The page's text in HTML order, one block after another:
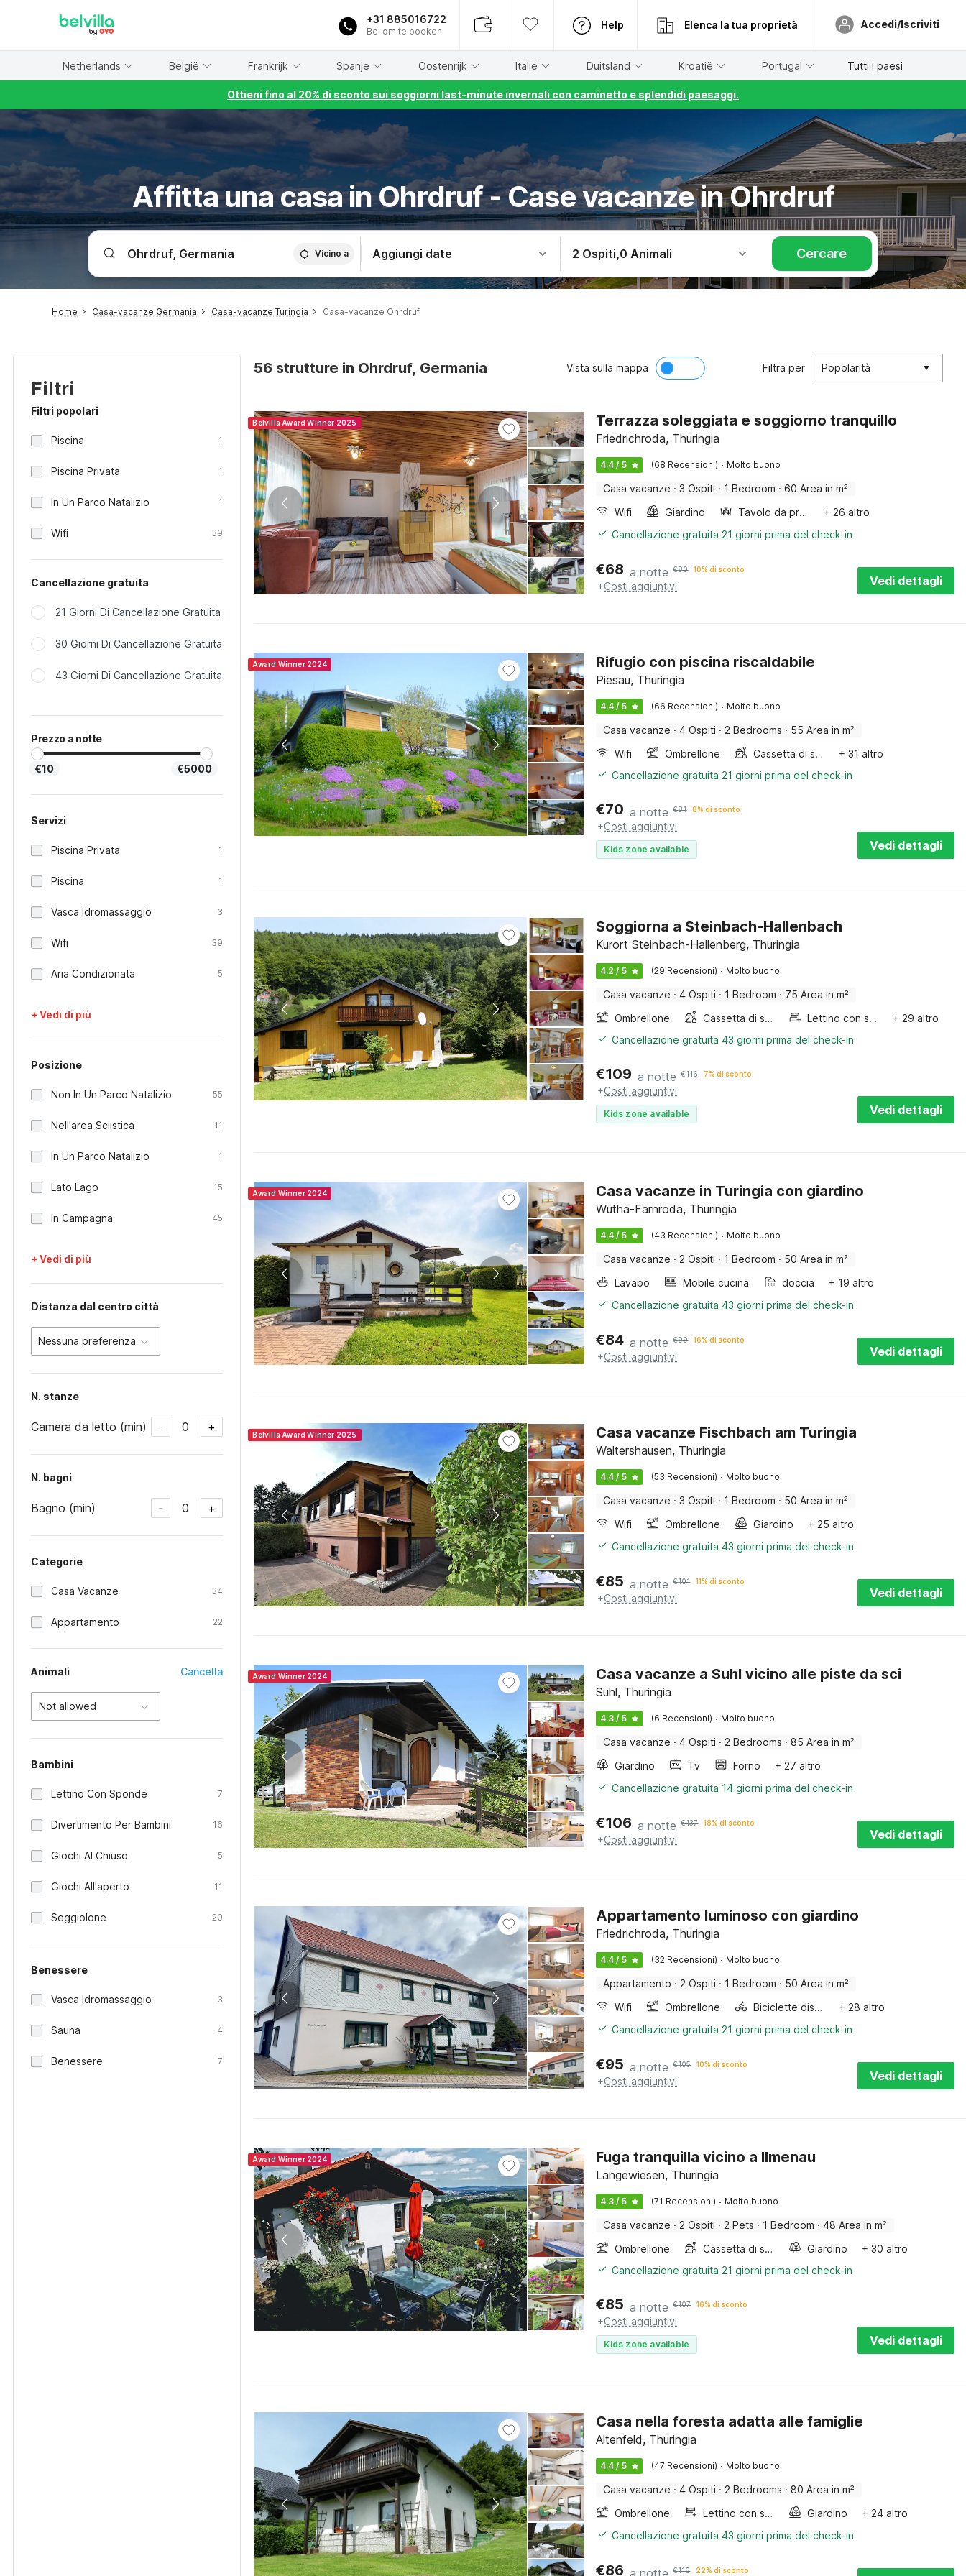
+31 885016722
Bel om te boeken
Help Elenca la tua proprietà Accedi/Iscriviti
Netherlands België Frankrijk Spanje Oostenrijk Italië Duitsland Kroatië Portugal Tutti i paesi
Ottieni fino al 20% di sconto sui soggiorni last-minute invernali con caminetto e splendidi paesaggi.
Affitta una casa in Ohrdruf - Case vacanze in Ohrdruf
Vicino a Aggiungi date 2 Ospiti,0 Animali Cercare
Home Casa-vacanze Germania Casa-vacanze Turingia Casa-vacanze Ohrdruf
Filtri
Filtri popolari
Piscina 1
Piscina Privata 1
In Un Parco Natalizio 1
Wifi 39
Cancellazione gratuita
21 Giorni Di Cancellazione Gratuita
30 Giorni Di Cancellazione Gratuita
43 Giorni Di Cancellazione Gratuita
Prezzo a notte
€10 €5000
Servizi
Piscina Privata 1
Piscina 1
Vasca Idromassaggio 3
Wifi 39
Aria Condizionata 5
+ Vedi di più
Posizione
Non In Un Parco Natalizio 55
Nell'area Sciistica 11
In Un Parco Natalizio 1
Lato Lago 15
In Campagna 45
+ Vedi di più
Distanza dal centro città
Nessuna preferenza
N. stanze
Camera da letto (min) - 0 +
N. bagni
Bagno (min) - 0 +
Categorie
Casa Vacanze 34
Appartamento 22
Animali Cancella
Not allowed
Bambini
Lettino Con Sponde 7
Divertimento Per Bambini 16
Giochi Al Chiuso 5
Giochi All'aperto 11
Seggiolone 20
Benessere
Vasca Idromassaggio 3
Sauna 4
Benessere 7
56 strutture in Ohrdruf, Germania Vista sulla mappa Filtra per Popolarità
Belvilla Award Winner 2025 Terrazza soleggiata e soggiorno tranquillo
Friedrichroda, Thuringia
4.4 / 5 (68 Recensioni) · Molto buono
Casa vacanze · 3 Ospiti · 1 Bedroom · 60 Area in m²
Wifi
Giardino Tavolo da pranzo
+ 26 altro
Cancellazione gratuita 21 giorni prima del check-in
€68 a notte €80 10% di sconto
+Costi aggiuntivi Vedi dettagli
Award Winner 2024 Rifugio con piscina riscaldabile
Piesau, Thuringia
4.4 / 5 (66 Recensioni) · Molto buono
Casa vacanze · 4 Ospiti · 2 Bedrooms · 55 Area in m²
Wifi
Ombrellone Cassetta di sabbia
+ 31 altro
Cancellazione gratuita 21 giorni prima del check-in
€70 a notte €81 8% di sconto
+Costi aggiuntivi
Kids zone available Vedi dettagli
Soggiorna a Steinbach-Hallenbach
Kurort Steinbach-Hallenberg, Thuringia
4.2 / 5 (29 Recensioni) · Molto buono
Casa vacanze · 4 Ospiti · 1 Bedroom · 75 Area in m²
Ombrellone
Cassetta di sabbia Lettino con sponde
+ 29 altro
Cancellazione gratuita 43 giorni prima del check-in
€109 a notte €116 7% di sconto
+Costi aggiuntivi
Kids zone available Vedi dettagli
Award Winner 2024 Casa vacanze in Turingia con giardino
Wutha-Farnroda, Thuringia
4.4 / 5 (43 Recensioni) · Molto buono
Casa vacanze · 2 Ospiti · 1 Bedroom · 50 Area in m²
Lavabo
Mobile cucina doccia
+ 19 altro
Cancellazione gratuita 43 giorni prima del check-in
€84 a notte €99 16% di sconto
+Costi aggiuntivi Vedi dettagli
Belvilla Award Winner 2025 Casa vacanze Fischbach am Turingia
Waltershausen, Thuringia
4.4 / 5 (53 Recensioni) · Molto buono
Casa vacanze · 3 Ospiti · 1 Bedroom · 50 Area in m²
Wifi
Ombrellone Giardino
+ 25 altro
Cancellazione gratuita 43 giorni prima del check-in
€85 a notte €101 11% di sconto
+Costi aggiuntivi Vedi dettagli
Award Winner 2024 Casa vacanze a Suhl vicino alle piste da sci
Suhl, Thuringia
4.3 / 5 (6 Recensioni) · Molto buono
Casa vacanze · 4 Ospiti · 2 Bedrooms · 85 Area in m²
Giardino
Tv Forno
+ 27 altro
Cancellazione gratuita 14 giorni prima del check-in
€106 a notte €137 18% di sconto
+Costi aggiuntivi Vedi dettagli
Appartamento luminoso con giardino
Friedrichroda, Thuringia
4.4 / 5 (32 Recensioni) · Molto buono
Appartamento · 2 Ospiti · 1 Bedroom · 50 Area in m²
Wifi
Ombrellone Biciclette disponibili
+ 28 altro
Cancellazione gratuita 21 giorni prima del check-in
€95 a notte €105 10% di sconto
+Costi aggiuntivi Vedi dettagli
Award Winner 2024 Fuga tranquilla vicino a Ilmenau
Langewiesen, Thuringia
4.3 / 5 (71 Recensioni) · Molto buono
Casa vacanze · 2 Ospiti · 2 Pets · 1 Bedroom · 48 Area in m²
Ombrellone
Cassetta di sabbia Giardino
+ 30 altro
Cancellazione gratuita 21 giorni prima del check-in
€85 a notte €107 16% di sconto
+Costi aggiuntivi
Kids zone available Vedi dettagli
Casa nella foresta adatta alle famiglie
Altenfeld, Thuringia
4.4 / 5 (47 Recensioni) · Molto buono
Casa vacanze · 4 Ospiti · 2 Bedrooms · 80 Area in m²
Ombrellone
Lettino con sponde Giardino
+ 24 altro
Cancellazione gratuita 43 giorni prima del check-in
€86 a notte €116 22% di sconto